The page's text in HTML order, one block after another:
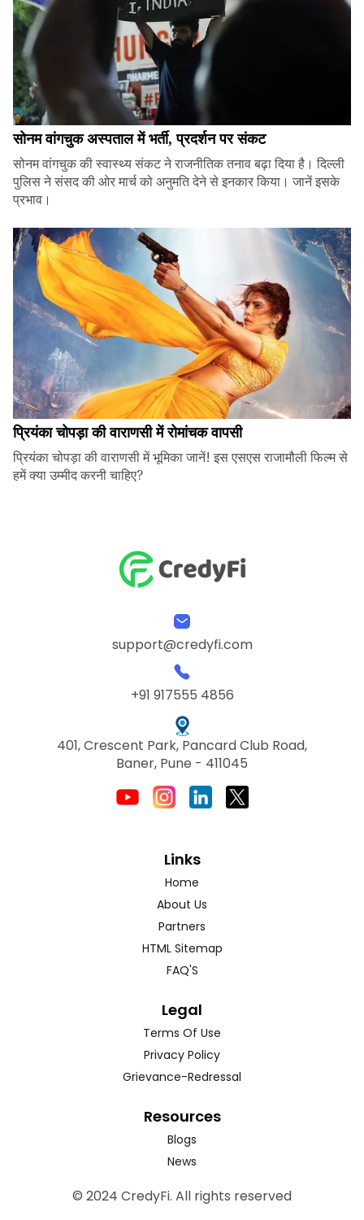
सोनम वांगचुक अस्पताल में भर्ती, प्रदर्शन पर संकट
सोनम वांगचुक की स्वास्थ्य संकट ने राजनीतिक तनाव बढ़ा दिया है। दिल्ली
पुलिस ने संसद की ओर मार्च को अनुमति देने से इनकार किया। जानें इसके
प्रभाव।
प्रियंका चोपड़ा की वाराणसी में रोमांचक वापसी
प्रियंका चोपड़ा की वाराणसी में भूमिका जानें! इस एसएस राजामौली फिल्म से
हमें क्या उम्मीद करनी चाहिए?
support@credyfi.com
+91 917555 4856
401, Crescent Park, Pancard Club Road,
Baner, Pune - 411045
Links
Home
About Us
Partners
HTML Sitemap
FAQ'S
Legal
Terms Of Use
Privacy Policy
Grievance-Redressal
Resources
Blogs
News
© 2024 CredyFi. All rights reserved